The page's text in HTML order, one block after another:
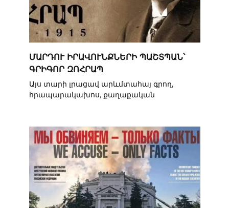
ՄԱՐԴՈՒ ԻՐԱՎՈՒՆՔՆԵՐԻ ՊԱՇՏՊԱՆ՝
ԳՐԻԳՈՐ ԶՈՀՐԱՊ
Այս տարի լրացավ արևմտահայ գրող,
հրապարակախոս, քաղաքական